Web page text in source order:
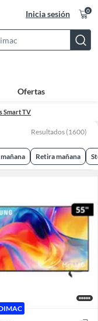
Inicia sesión 0
Bar
Ofertas
Smart TV
Resultados (1600)
Retira mañana